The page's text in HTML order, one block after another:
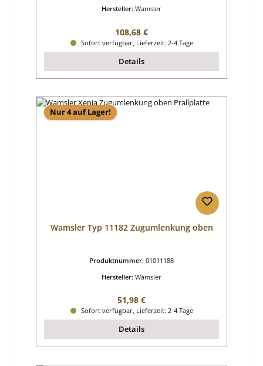
Hersteller: Wamsler
Regulärer Preis:
108,68 €
Sofort verfügbar, Lieferzeit: 2-4 Tage
Details
Nur 4 auf Lager!
Wamsler Typ 11182 Zugumlenkung oben
Produktnummer: 01011188
Hersteller: Wamsler
Regulärer Preis:
51,98 €
Sofort verfügbar, Lieferzeit: 2-4 Tage
Details